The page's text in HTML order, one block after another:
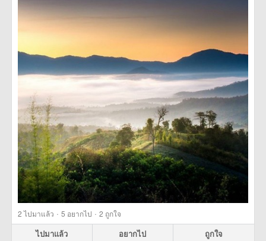
2ไปมาแล้ว · 5 อยากไป · 2 ถูกใจ
ไปมาแล้ว อยากไป ถูกใจ